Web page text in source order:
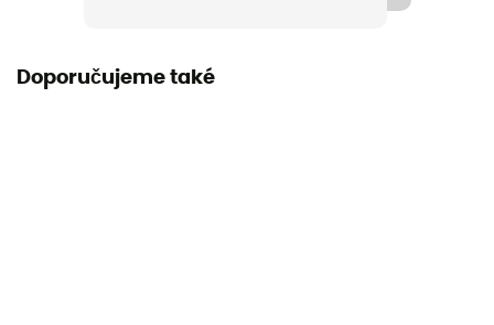
2 roky
Doporučujeme také